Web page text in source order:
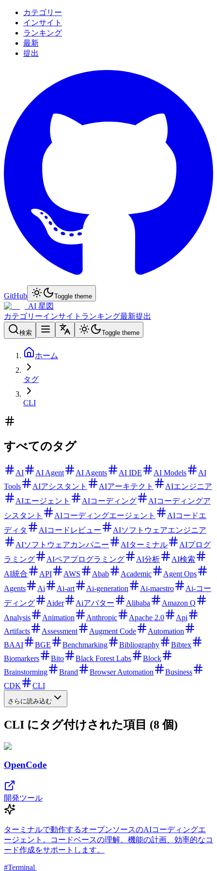
カテゴリー
インサイト
ランキング
最新
提出
GitHub Toggle theme
AI 星図
カテゴリーインサイト ランキング最新提出
検索 Toggle theme
ホーム
タグ
CLI
すべてのタグ
AI AI Agent AI Agents AI IDE AI Models
AI
Tools
AIアシスタント AIアーキテクト
AIエンジニア
AIエージェント
AIコーディング
AIコーディングア
シスタント
AIコーディングエージェント
AIコードエ
ディタ
AIコードレビュー
AIソフトウェアエンジニア
AIソフトウェアカンパニー
AIターミナル
AIプログ
ラミング
AIペアプログラミング AI分析
AI検索
AI統合
API AWS Abab Academic
Agent Ops
Agents
Ai Ai-art Ai-generation Ai-maestro
Ai-コー
ディング
Aider Aiアバター Alibaba
Amazon Q
Analysis
Animation Anthropic Apache 2.0
Api
Artifacts
Assessment Augment Code
Automation
BAAI
BGE Benchmarking Bibliography
Bibtex
Biomarkers
Bito Black Forest Labs
Block
Brainstorming
Brand Browser Automation
Business
CDK
CLI
さらに読み込む
CLI にタグ付けされた項目 (8 個)
OpenCode
開発ツール
ターミナルで動作するオープンソースのAIコーディングエ
ージェント。コードベースの理解、機能の計画、効率的なコ
ード作成をサポートします。
#Terminal